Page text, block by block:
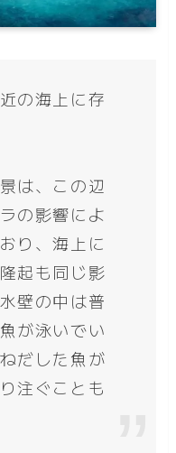
の海上に存
は、この辺
の影響によ
り、海上に
起も同じ影
壁の中は普
が泳いでい
だした魚が
注ぐことも